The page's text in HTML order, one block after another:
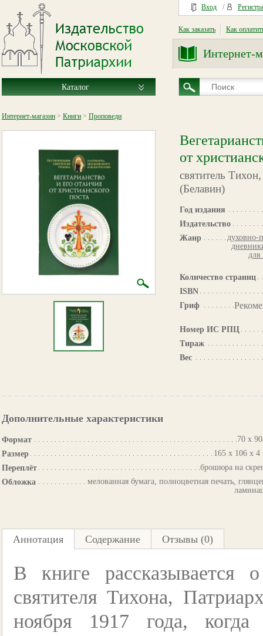
Вход /
Как заказать Как
Интернет-
Каталог
Интернет-магазин > Книги > Проповеди
от
святитель
(Белавин)
Год издания
Издательство
Жанр
духовно-
для
Количество страниц
ISBN
Гриф
Номер ИС РПЦ
Тираж
Вес
Дополнительные характеристики
Формат
70 х
Размер
165 х 106 х
Переплёт
брошюра на
Обложка
мелованная бумага, полноцветная печать,
Аннотация Содержание Отзывы (0)
В книге
святителя Тихона,
ноября 1917 года,